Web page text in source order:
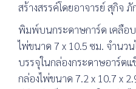
สร้างสรรค์โดยอาจารย์ สุกิ
พิมพ์บนกระดาษการ์ด เคลือ
ไพ่ขนาด 7 x 10.5 ซม. จำนว
บรรจุในกล่องกระดาษอาร์ตแ
กล่องไพ่ขนาด 7.2 x 10.7 x